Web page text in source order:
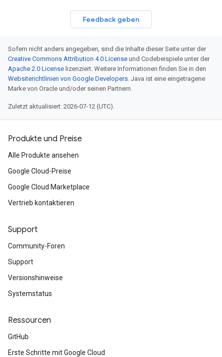
Feedback geben
Sofern nicht anders angegeben, sind die Inhalte dieser Seite unter der
Creative Commons Attribution 4.0 License und Codebeispiele unter der
Apache 2.0 License lizenziert. Weitere Informationen finden Sie in den
Websiterichtlinien von Google Developers. Java ist eine eingetragene
Marke von Oracle und/oder seinen Partnern.
Zuletzt aktualisiert: 2026-07-12 (UTC).
Produkte und Preise
Alle Produkte ansehen
Google Cloud-Preise
Google Cloud Marketplace
Vertrieb kontaktieren
Support
Community-Foren
Support
Versionshinweise
Systemstatus
Ressourcen
GitHub
Erste Schritte mit Google Cloud